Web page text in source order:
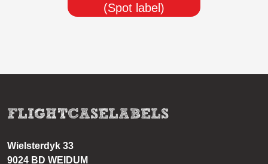
(Spot label)
FLIGHTCASELABELS
Wielsterdyk 33
9024 BD WEIDUM